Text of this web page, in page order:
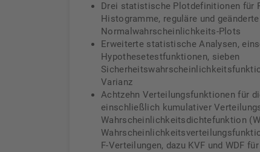
Drei statistische Plotdefinitionen für
Histogramme, reguläre und
Normalwahrscheinlichkeits-Plots
Erweiterte statistische Analysen,
Hypothesetestfunktionen, sieben
Varianz
Achtzehn Verteilungsfunktionen für
einschließlich kumulativer
Wahrscheinlichkeitsdichtefunktion
F-Verteilungen, dazu KVF und WDF